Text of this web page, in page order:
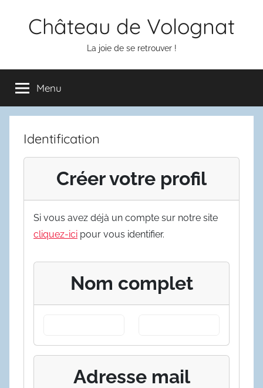
Château de Volognat
La joie de se retrouver !
Menu
Identification
Créer votre profil
Si vous avez déjà un compte sur notre site
cliquez-ici pour vous identifier.
Nom complet
Adresse mail